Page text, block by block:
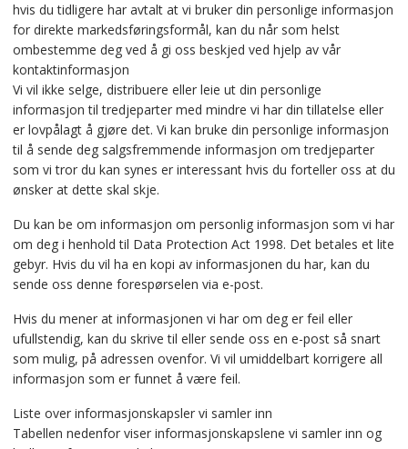
hvis du tidligere har avtalt at vi bruker din personlige informasjon
for direkte markedsføringsformål, kan du når som helst
ombestemme deg ved å gi oss beskjed ved hjelp av vår
kontaktinformasjon
Vi vil ikke selge, distribuere eller leie ut din personlige
informasjon til tredjeparter med mindre vi har din tillatelse eller
er lovpålagt å gjøre det. Vi kan bruke din personlige informasjon
til å sende deg salgsfremmende informasjon om tredjeparter
som vi tror du kan synes er interessant hvis du forteller oss at du
ønsker at dette skal skje.
Du kan be om informasjon om personlig informasjon som vi har
om deg i henhold til Data Protection Act 1998. Det betales et lite
gebyr. Hvis du vil ha en kopi av informasjonen du har, kan du
sende oss denne forespørselen via e-post.
Hvis du mener at informasjonen vi har om deg er feil eller
ufullstendig, kan du skrive til eller sende oss en e-post så snart
som mulig, på adressen ovenfor. Vi vil umiddelbart korrigere all
informasjon som er funnet å være feil.
Liste over informasjonskapsler vi samler inn
Tabellen nedenfor viser informasjonskapslene vi samler inn og